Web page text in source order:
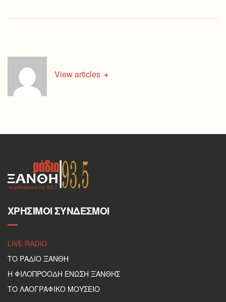
View articles
ΧΡΉΣΙΜΟΙ ΣΎΝΔΕΣΜΟΙ
LIVE RADIO
ΤΟ ΡΑΔΙΟ ΞΑΝΘΗ
Η ΦΙΛΟΠΡΟΟΔΗ ΕΝΩΣΗ ΞΑΝΘΗΣ
ΤΟ ΛΑΟΓΡΑΦΙΚΟ ΜΟΥΣΕΙΟ